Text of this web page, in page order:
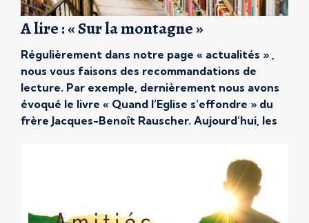
A lire : « Sur la montagne »
Régulièrement dans notre page « actualités » ,
nous vous faisons des recommandations de
lecture. Par exemple, dernièrement nous avons
évoqué le livre « Quand l’Eglise s’effondre » du
frère Jacques-Benoît Rauscher. Aujourd’hui, les
Adrien Candiard. Pourquoi ce titre ? Paru en